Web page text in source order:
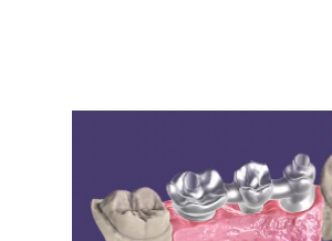
- Version estandar de exocad.